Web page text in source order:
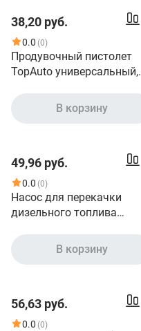
38,20 руб.
0.0 (0)
Продувочный пистолет
TopAuto универсальный,
200мм, под шланг 6мм и
быстросъём euro, до 6атм
В корзину
49,96 руб.
0.0 (0)
Насос для перекачки
дизельного топлива
насоса 38 мм, для
перекачки из канистры
В корзину
56,63 руб.
0.0 (0)